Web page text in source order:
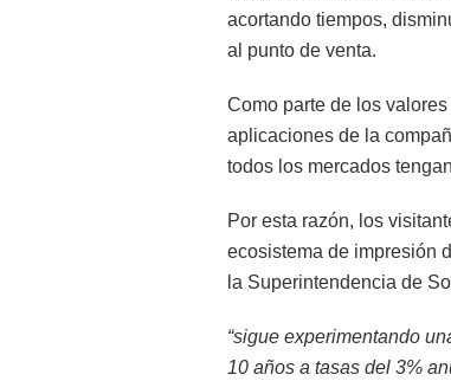
acortando tiempos,
al punto de venta.
Como parte de los
aplicaciones de la
todos los mercados
Por esta razón, los
ecosistema de impresión
la Superintendencia de
“sigue experimentando
10 años a tasas del 3%